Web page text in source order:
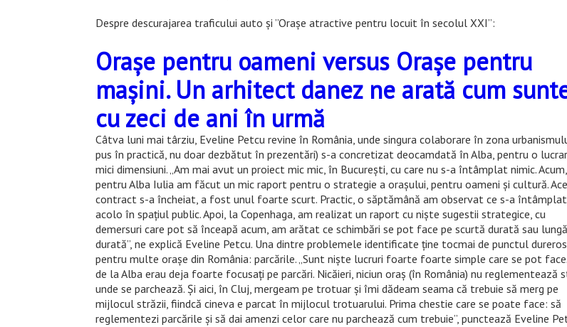
Despre descurajarea traficului auto şi ”Orașe atractive pentru locuit în secolul XXI”:
Orașe pentru oameni versus Orașe pentru
mașini. Un arhitect danez ne arată cum
cu zeci de ani în urmă
Câtva luni mai târziu, Eveline Petcu revine în România, unde singura colaborare în zona
pus în practică, nu doar dezbătut în prezentări) s-a concretizat deocamdată în Alba, pentru o
mici dimensiuni. „Am mai avut un proiect mic mic, în Bucureşti, cu care nu s-a întâmplat nimic. Acum,
pentru Alba Iulia am făcut un mic raport pentru o strategie a oraşului, pentru oameni şi cultură.
contract s-a încheiat, a fost unul foarte scurt. Practic, o săptămână am observat ce s-a întâmplat
acolo în spaţiul public. Apoi, la Copenhaga, am realizat un raport cu nişte sugestii strategice, cu
demersuri care pot să înceapă acum, am arătat ce schimbări se pot face pe scurtă durată sau lungă
durată”, ne explică Eveline Petcu. Una dintre problemele identificate ţine tocmai de punctul dureros
pentru multe oraşe din România: parcările. „Sunt nişte lucruri foarte foarte simple care se pot face.
de la Alba erau deja foarte focusaţi pe parcări. Nicăieri, niciun oraş (în România) nu reglementează
unde se parchează. Şi aici, în Cluj, mergeam pe trotuar şi îmi dădeam seama că trebuie să merg pe
mijlocul străzii, fiindcă cineva e parcat în mijlocul trotuarului. Prima chestie care se poate face: să
reglementezi parcările şi să dai amenzi celor care nu parchează cum trebuie”, punctează Eveline